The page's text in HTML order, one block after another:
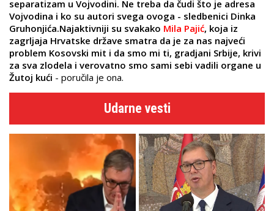
separatizam u Vojvodini. Ne treba da čudi što je adresa
Vojvodina i ko su autori svega ovoga - sledbenici Dinka
Gruhonjića.Najaktivniji su svakako Mila Pajić, koja iz
zagrljaja Hrvatske države smatra da je za nas najveći
problem Kosovski mit i da smo mi ti, gradjani Srbije, krivi
za sva zlodela i verovatno smo sami sebi vadili organe u
Žutoj kući - poručila je ona.
Udarne vesti